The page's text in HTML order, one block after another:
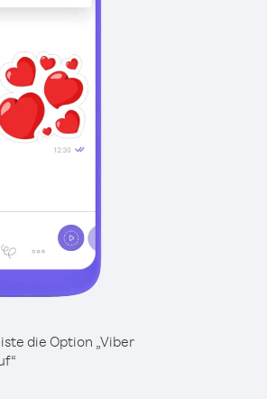
die Option „Viber